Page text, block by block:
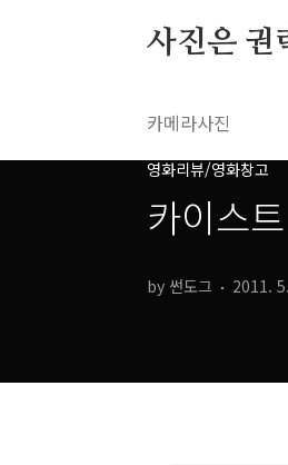
사진은 권
카메라사진
영화리뷰/영화창고
카이스
by 썬도그 2011.